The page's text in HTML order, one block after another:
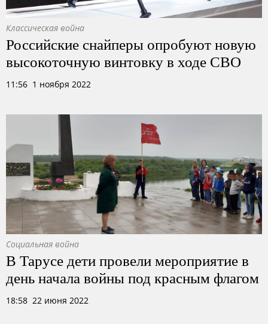
Классическая война
Российские снайперы опробуют новую
высокоточную винтовку в ходе СВО
11:56 1 ноября 2022
Социальная война
В Тарусе дети провели мероприятие в
день начала войны под красным флагом
18:58 22 июня 2022